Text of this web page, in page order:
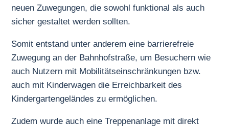
neuen Zuwegungen, die sowohl funktional als auch
sicher gestaltet werden sollten.
Somit entstand unter anderem eine barrierefreie
Zuwegung an der Bahnhofstraße, um Besuchern wie
auch Nutzern mit Mobilitätseinschränkungen bzw.
auch mit Kinderwagen die Erreichbarkeit des
Kindergartengeländes zu ermöglichen.
Zudem wurde auch eine Treppenanlage mit direkt